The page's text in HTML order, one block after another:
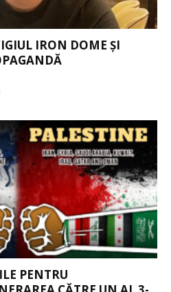
IRON DOME ȘI
PENTRU